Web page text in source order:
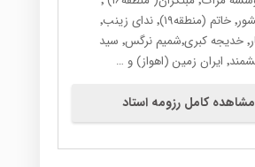
ضحی٬ دانشور٬ خاتم (منطقه۱۹)٬ ندای زینب٬
موتلفه٬ ایثار٬ خدیجه کبری٬شمیم نرگس٬ سید
مشاهده کامل رزومه استاد